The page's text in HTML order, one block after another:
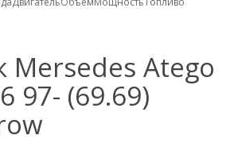
Mersedes Atego
97- (69.69)